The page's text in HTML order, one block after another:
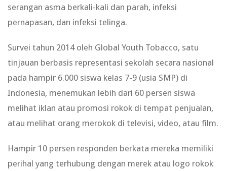
serangan asma berkali-kali dan parah, infeksi
pernapasan, dan infeksi telinga.
Survei tahun 2014 oleh Global Youth Tobacco, satu
tinjauan berbasis representasi sekolah secara nasional
pada hampir 6.000 siswa kelas 7-9 (usia SMP) di
Indonesia, menemukan lebih dari 60 persen siswa
melihat iklan atau promosi rokok di tempat penjualan,
atau melihat orang merokok di televisi, video, atau film.
Hampir 10 persen responden berkata mereka memiliki
perihal yang terhubung dengan merek atau logo rokok